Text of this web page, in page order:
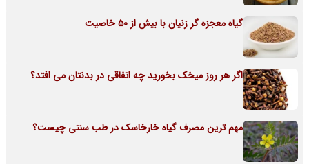
گیاه معجزه گر زنیان با بیش از 50 خاصیت
اگر هر روز میخک بخورید چه اتفاقی در بدنتان می افتد؟
مهم ترین مصرف گیاه خارخاسک در طب سنتی چیست؟